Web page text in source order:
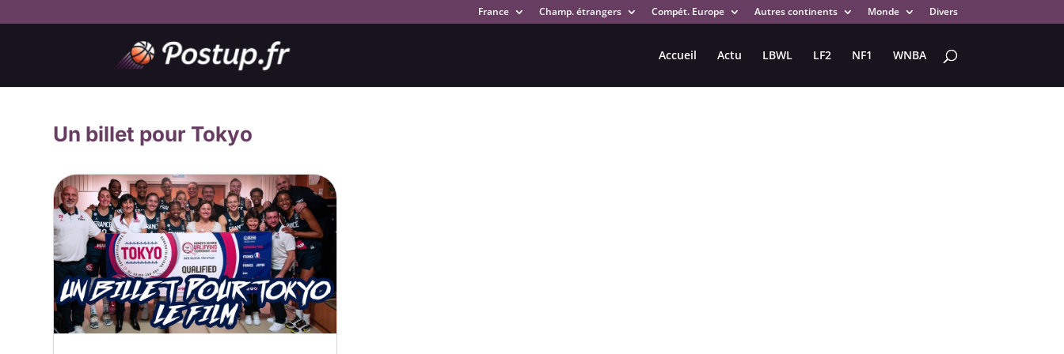
France Champ. étrangers Compét. Europe Autres continents Monde Divers
Accueil Actu LBWL LF2 NF1 WNBA
Un billet pour Tokyo